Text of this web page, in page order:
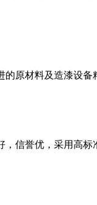
的原材料及造漆设备
，信誉优，采用高标